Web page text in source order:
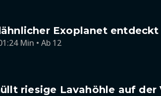
Exoplanet entdeckt
Min • Ab 12
riesige Lavahöhle auf der